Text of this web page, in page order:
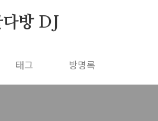
방 DJ
태그 방명록